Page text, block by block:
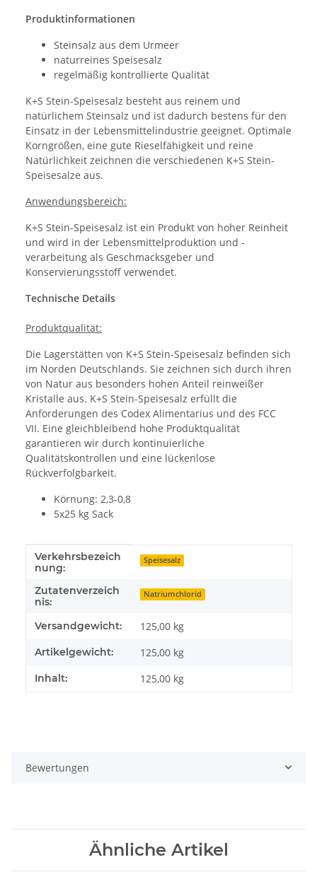
Produktinformationen
Steinsalz aus dem Urmeer
naturreines Speisesalz
regelmäßig kontrollierte Qualität
K+S Stein-Speisesalz besteht aus reinem und
natürlichem Steinsalz und ist dadurch bestens für den
Einsatz in der Lebensmittelindustrie geeignet. Optimale
Korngrößen, eine gute Rieselfähigkeit und reine
Natürlichkeit zeichnen die verschiedenen K+S Stein-
Speisesalze aus.
Anwendungsbereich:
K+S Stein-Speisesalz ist ein Produkt von hoher Reinheit
und wird in der Lebensmittelproduktion und -
verarbeitung als Geschmacksgeber und
Konservierungsstoff verwendet.
Technische Details
Produktqualität:
Die Lagerstätten von K+S Stein-Speisesalz befinden sich
im Norden Deutschlands. Sie zeichnen sich durch ihren
von Natur aus besonders hohen Anteil reinweißer
Kristalle aus. K+S Stein-Speisesalz erfüllt die
Anforderungen des Codex Alimentarius und des FCC
VII. Eine gleichbleibend hohe Produktqualität
garantieren wir durch kontinuierliche
Qualitätskontrollen und eine lückenlose
Rückverfolgbarkeit.
Körnung: 2,3-0,8
5x25 kg Sack
Produkteigenschaft
Wert
Verkehrsbezeich
nung:
Speisesalz
Zutatenverzeich
nis:
Natriumchlorid
Versandgewicht: 125,00 kg
Artikelgewicht: 125,00 kg
Inhalt: 125,00 kg
Bewertungen
Ähnliche Artikel